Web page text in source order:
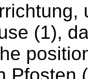
(1),